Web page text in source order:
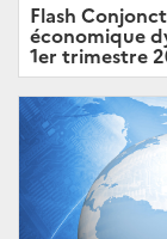
Flash
économique
1er trimestre